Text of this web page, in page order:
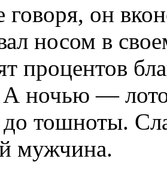
он
носом в
процентов
А ночью —
до тошноты.
мужчина.